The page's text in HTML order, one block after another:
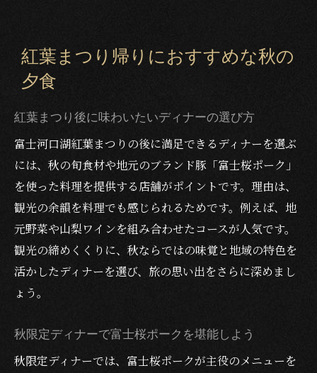
紅葉まつり帰りにおすすめな秋の
夕食
紅葉まつり後に味わいたいディナーの選び方
富士河口湖紅葉まつりの後に満足できるディナーを選ぶ
には、秋の旬食材や地元のブランド豚「富士桜ポーク」
を使った料理を提供する店舗がポイントです。理由は、
観光の余韻を料理でも感じられるためです。例えば、地
元野菜や山梨ワインを組み合わせたコースが人気です。
観光の締めくくりに、秋ならではの味覚と地域の特色を
活かしたディナーを選び、旅の思い出をさらに深めまし
ょう。
秋限定ディナーで富士桜ポークを堪能しよう
秋限定ディナーでは、富士桜ポークが主役のメニューを